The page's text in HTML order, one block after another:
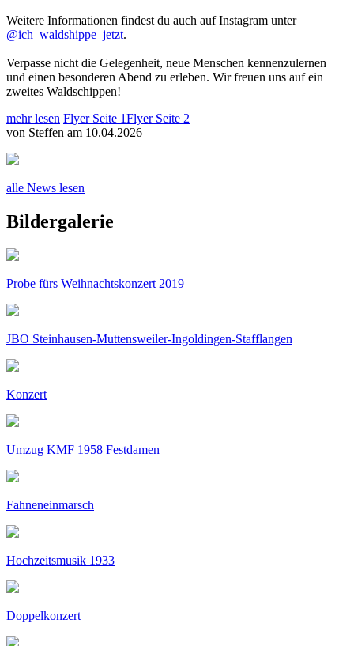
Weitere Informationen findest du auch auf Instagram unter
@ich_waldshippe_jetzt.
Verpasse nicht die Gelegenheit, neue Menschen kennenzulernen
und einen besonderen Abend zu erleben. Wir freuen uns auf ein
zweites Waldschippen!
mehr lesen Flyer Seite 1Flyer Seite 2
von Steffen am 10.04.2026
alle News lesen
Bildergalerie
Probe fürs Weihnachtskonzert 2019
JBO Steinhausen-Muttensweiler-Ingoldingen-Stafflangen
Konzert
Umzug KMF 1958 Festdamen
Fahneneinmarsch
Hochzeitsmusik 1933
Doppelkonzert